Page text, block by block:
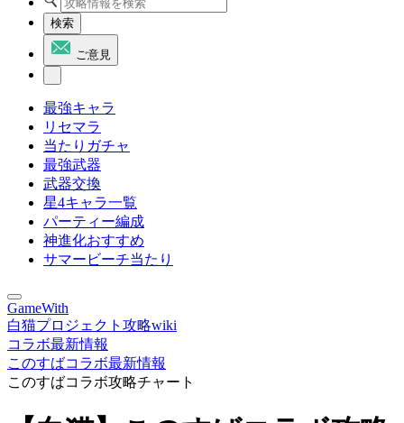
検索
ご意見
最強キャラ
リセマラ
当たりガチャ
最強武器
武器交換
星4キャラ一覧
パーティー編成
神進化おすすめ
サマービーチ当たり
GameWith
白猫プロジェクト攻略wiki
コラボ最新情報
このすばコラボ最新情報
このすばコラボ攻略チャート